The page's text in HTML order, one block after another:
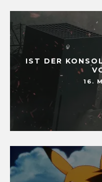
IST DER
16.